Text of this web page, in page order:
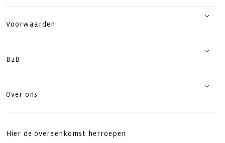
Voorwaarden
B2B
Over ons
Hier de overeenkomst herroepen